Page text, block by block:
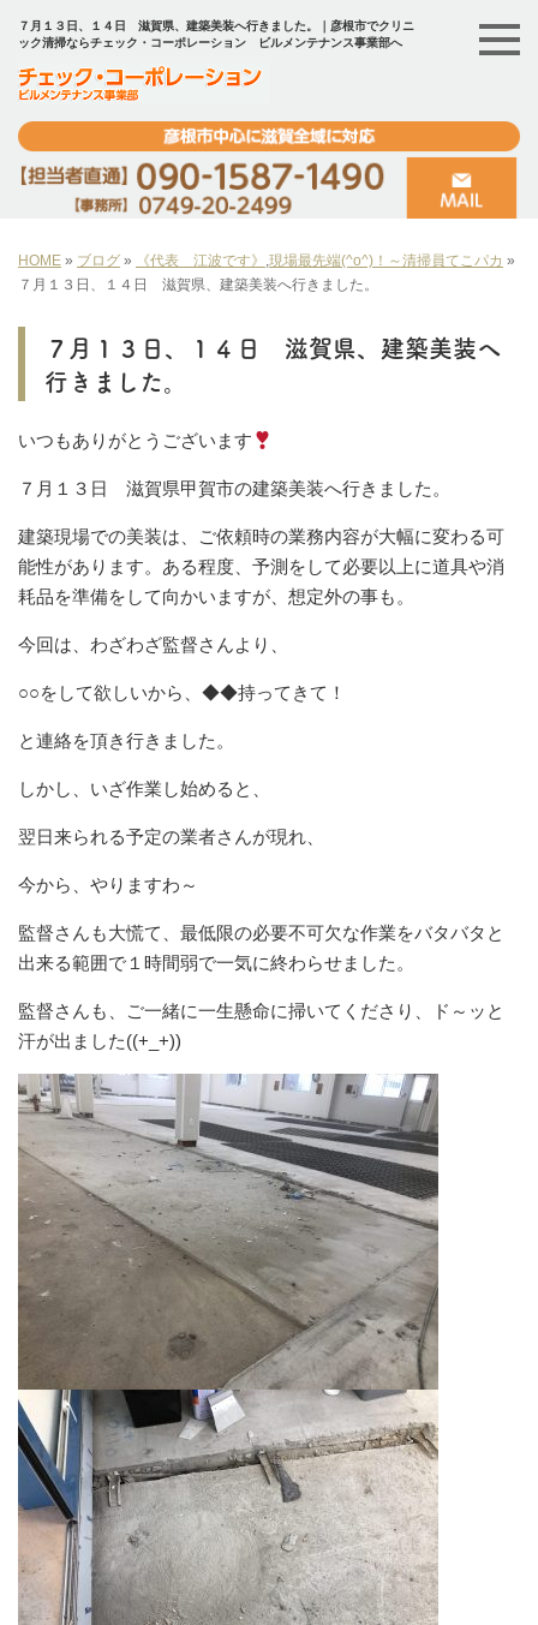
７月１３日、１４日 滋賀県、建築美装へ行きました。｜彦根市でクリニ
ック清掃ならチェック・コーポレーション ビルメンテナンス事業部へ
HOME » ブログ » 《代表 江波です》 ,現場最先端(^o^)！～清掃員てこパカ »
７月１３日、１４日 滋賀県、建築美装へ行きました。
７月１３日、１４日 滋賀県、建築美装へ
行きました。
いつもありがとうございます
７月１３日 滋賀県甲賀市の建築美装へ行きました。
建築現場での美装は、ご依頼時の業務内容が大幅に変わる可
能性があります。ある程度、予測をして必要以上に道具や消
耗品を準備をして向かいますが、想定外の事も。
今回は、わざわざ監督さんより、
○○をして欲しいから、◆◆持ってきて！
と連絡を頂き行きました。
しかし、いざ作業し始めると、
翌日来られる予定の業者さんが現れ、
今から、やりますわ～
監督さんも大慌て、最低限の必要不可欠な作業をバタバタと
出来る範囲で１時間弱で一気に終わらせました。
監督さんも、ご一緒に一生懸命に掃いてくださり、ド～ッと
汗が出ました((+_+))